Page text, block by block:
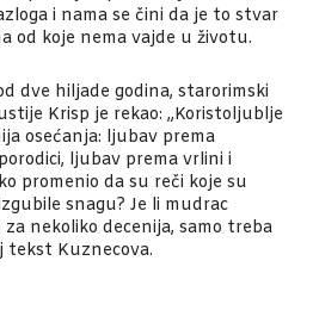
i nama se čini da je to stvar
od koje nema vajde u životu.
dve hiljade godina, starorimski
Krisp je rekao: „Koristoljublje
osećanja: ljubav prema
ljubav prema vrlini i
promenio da su reči koje su
snagu? Je li mudrac
nekoliko decenija, samo treba
tekst Kuznecova.